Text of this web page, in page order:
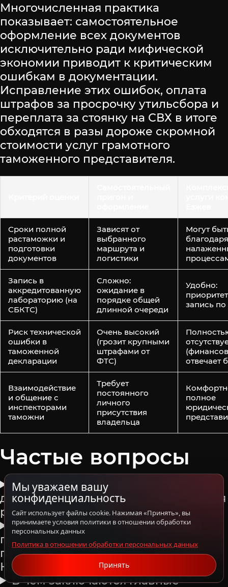
Многочисленная практика
показывает: самостоятельное
оформление всех документов
исключительно ради мифической
экономии приводит к критическим
ошибкам в документации.
Исправление этих ошибок, оплата
штрафов за просрочку утильсбора и
переплата за стоянку на СВХ в итоге
обходятся в разы дороже скромной
стоимости услуг грамотного
таможенного представителя.
Сроки полной
растаможки и
подготовки
документов
Зависят от
выбранного
маршрута и
логистики
Могут
благодаря
Запись в
аккредитованную
лабораторию (на
СБКТС)
Сложно:
ожидание в
порядке общей
длинной очереди
Удобно:
запись
Риск технической
ошибки в
таможенной
декларации
Очень высокий
(грозит крупными
штрафами от
ФТС)
отвечает
Взаимодействие
и общение с
инспекторами
таможни
Требует
постоянного
личного
присутствия
владельца
полное
Частые вопросы
Можно ли полноправно ездить по
дорогам без номеров до завершения
регистрации в ГАИ?
Каковы реальные финансовые
последствия при быстрой
перепродаже ввезенного авто из
Китая?
В чем заключаются главные
Мы уважаем вашу
конфиденциальность
Сайт использует файлы cookie. Нажимая «Принять», вы
принимаете условия политики в отношении обработки
персональных данных
Политика в отношении обработки персональных данных
Принять